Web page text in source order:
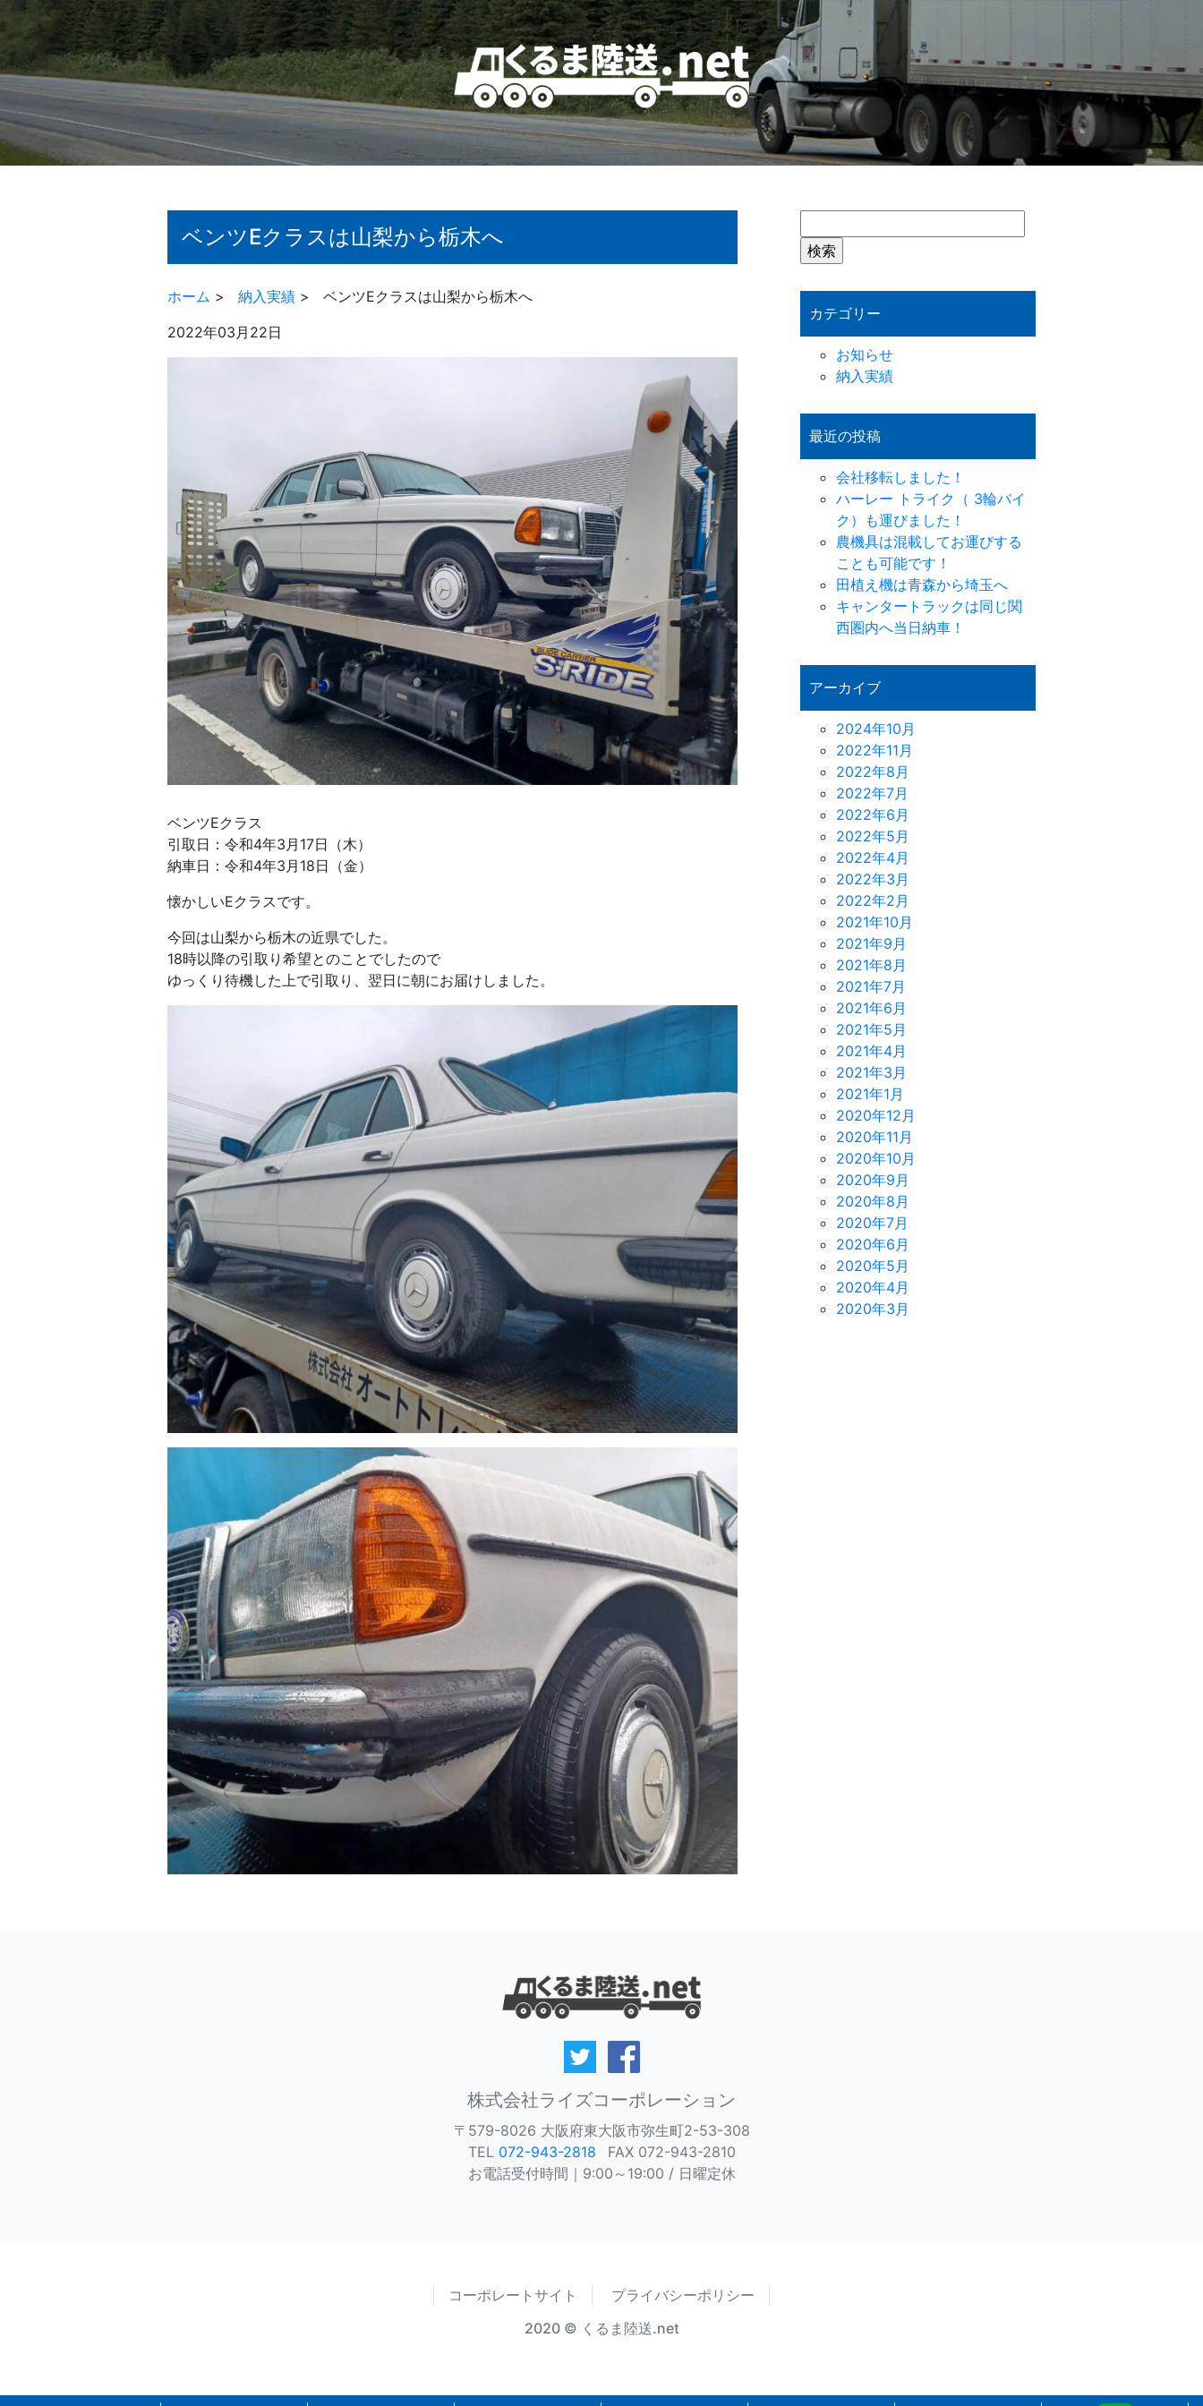
ベンツEクラスは山梨から栃木へ
ホーム > 納入実績 >
ベンツEクラスは山梨から栃木へ
2022年03月22日
ベンツEクラス
引取日：令和4年3月17日（木）
納車日：令和4年3月18日（金）
懐かしいEクラスです。
今回は山梨から栃木の近県でした。
18時以降の引取り希望とのことでしたので
ゆっくり待機した上で引取り、翌日に朝にお届けしました。
索:
カテゴリー
お知らせ
納入実績
最近の投稿
会社移転しました！
ハーレー トライク（ 3輪バイ
ク）も運びました！
農機具は混載してお運びする
ことも可能です！
田植え機は青森から埼玉へ
キャンタートラックは同じ関
西圏内へ当日納車！
アーカイブ
2024年10月
2022年11月
2022年8月
2022年7月
2022年6月
2022年5月
2022年4月
2022年3月
2022年2月
2021年10月
2021年9月
2021年8月
2021年7月
2021年6月
2021年5月
2021年4月
2021年3月
2021年1月
2020年12月
2020年11月
2020年10月
2020年9月
2020年8月
2020年7月
2020年6月
2020年5月
2020年4月
2020年3月
株式会社ライズコーポレーション
〒579-8026 大阪府東大阪市弥生町2-53-308
TEL 072-943-2818
FAX 072-943-2810
お電話受付時間｜9:00～19:00 / 日曜定休
コーポレートサイト
プライバシーポリシー
2020 © くるま陸送.net